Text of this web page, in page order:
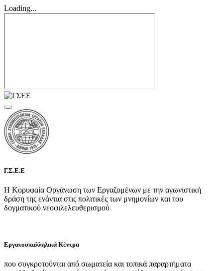
Loading...
Γ.Σ.Ε.Ε
Η Κορυφαία Οργάνωση των Εργαζομένων με την αγωνιστική
δράση της ενάντια στις πολιτικές των μνημονίων και του
δογματικού νεοφιλελευθερισμού
Εργατοϋπαλληλικά Κέντρα
που συγκροτούνται από σωματεία και τοπικά παραρτήματα